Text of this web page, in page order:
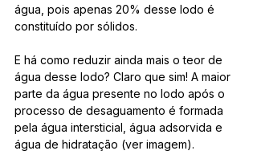
água, pois apenas 20% desse lodo é
constituído por sólidos.
E há como reduzir ainda mais o teor de
água desse lodo? Claro que sim! A maior
parte da água presente no lodo após o
processo de desaguamento é formada
pela água intersticial, água adsorvida e
água de hidratação (ver imagem).